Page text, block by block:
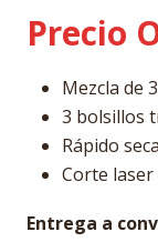
Precio
Mezcla de
3 bolsillos
Rápido
Corte
Entrega a